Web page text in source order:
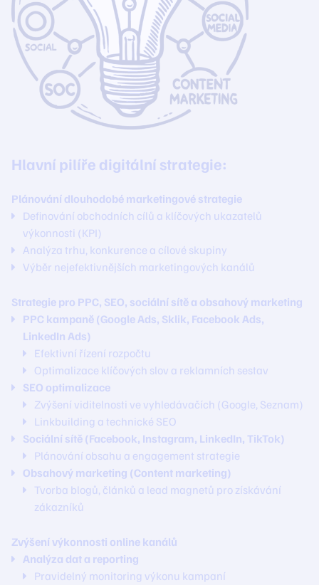
Hlavní pilíře digitální strategie:
Plánování dlouhodobé marketingové strategie
Definování obchodních cílů a klíčových ukazatelů
výkonnosti (KPI)
Analýza trhu, konkurence a cílové skupiny
Výběr nejefektivnějších marketingových kanálů
Strategie pro PPC, SEO, sociální sítě a obsahový marketing
PPC kampaně (Google Ads, Sklik, Facebook Ads,
LinkedIn Ads)
Efektivní řízení rozpočtu
Optimalizace klíčových slov a reklamních sestav
SEO optimalizace
Zvýšení viditelnosti ve vyhledávačích (Google, Seznam)
Linkbuilding a technické SEO
Sociální sítě (Facebook, Instagram, LinkedIn, TikTok)
Plánování obsahu a engagement strategie
Obsahový marketing (Content marketing)
Tvorba blogů, článků a lead magnetů pro získávání
zákazníků
Zvýšení výkonnosti online kanálů
Analýza dat a reporting
Pravidelný monitoring výkonu kampaní